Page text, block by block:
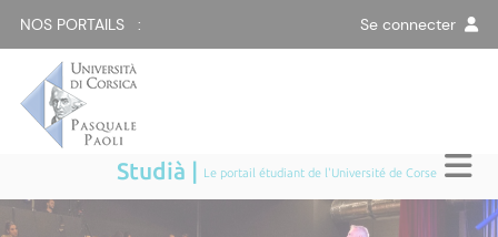
NOS PORTAILS : Se connecter
Studià | Le portail étudiant de l'Université de Corse